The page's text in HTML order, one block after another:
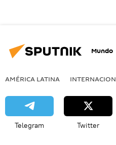
Mundo
AMÉRICA LATINA
Telegram Twitter